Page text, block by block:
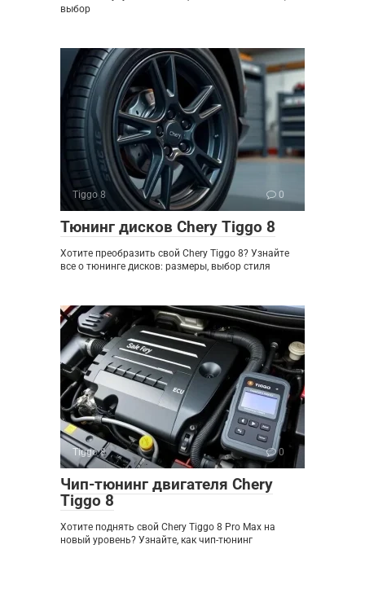
выбор
Tiggo 8 0
Тюнинг дисков Chery Tiggo 8
Хотите преобразить свой Chery Tiggo 8? Узнайте
все о тюнинге дисков: размеры, выбор стиля
Tiggo 8 0
Чип-тюнинг двигателя Chery
Tiggo 8
Хотите поднять свой Chery Tiggo 8 Pro Max на
новый уровень? Узнайте, как чип-тюнинг